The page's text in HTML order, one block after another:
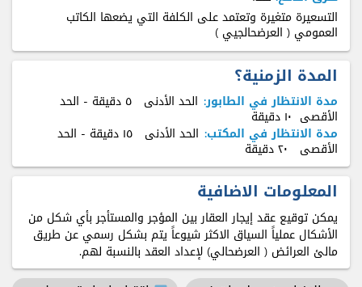
التسعيرة متغيرة وتعتمد على الكلفة التي يضعها الكاتب
العمومي ( العرضحالجيي )
المدة الزمنية؟
مدة الانتظار في الطابور: الحد الأدنى ٥ دقيقة - الحد
الأقصى ۱٠ دقيقة
مدة الانتظار في المكتب: الحد الأدنى ۱٥ دقيقة - الحد
الأقصى ٢٠ دقيقة
المعلومات الاضافية
يمكن توقيع عقد إيجار العقار بين المؤجر والمستأجر بأي شكل من
الأشكال عملياً السياق الاكثر شيوعاً يتم بشكل رسمي عن طريق
مالئ العرائض ( العرضحالي) لإعداد العقد بالنسبة لهم.